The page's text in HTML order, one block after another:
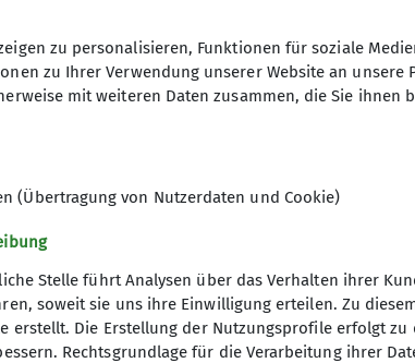
2024
ein Sommerfest veranstalten, dabei auf
zu personalisieren, Funktionen für soziale
zu Ihrer Verwendung unserer Website an
mit weiteren Daten zusammen, die Sie
(Übertragung von Nutzerdaten und Cookie)
Stelle führt Analysen über das Verhalten ihrer
soweit sie uns ihre Einwilligung erteilen. Zu
erstellt. Die Erstellung der Nutzungsprofile erfolgt
Rechtsgrundlage für die Verarbeitung ihrer